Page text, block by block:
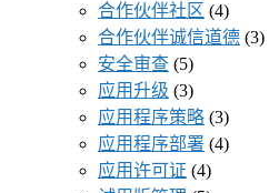
合作伙伴社区 (4)
合作伙伴诚信道德 (3)
安全审查 (5)
应用升级 (3)
应用程序策略 (3)
应用程序部署 (4)
应用许可证 (4)